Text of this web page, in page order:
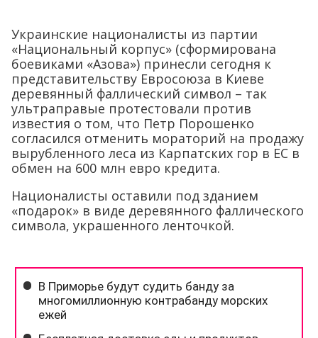
Украинские националисты из партии
«Национальный корпус» (сформирована
боевиками «Азова») принесли сегодня к
представительству Евросоюза в Киеве
деревянный фаллический символ – так
ультраправые протестовали против
известия о том, что Петр Порошенко
согласился отменить мораторий на продажу
вырубленного леса из Карпатских гор в ЕС в
обмен на 600 млн евро кредита.
Националисты оставили под зданием
«подарок» в виде деревянного фаллического
символа, украшенного ленточкой.